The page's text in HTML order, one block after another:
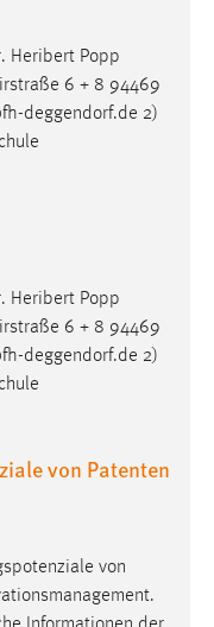
. Heribert Popp
6 + 8 94469
deggendorf.de 2)
. Heribert Popp
6 + 8 94469
deggendorf.de 2)
von Patenten
von